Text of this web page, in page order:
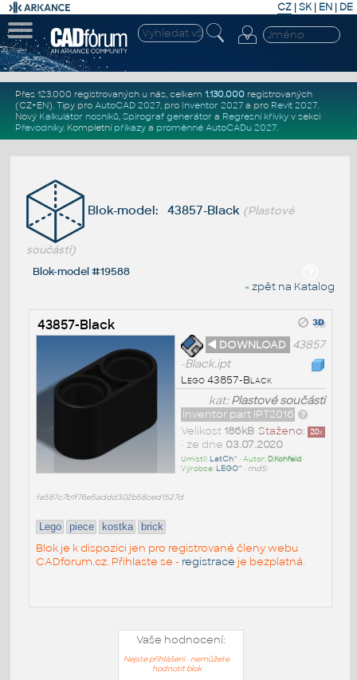
CZ | SK| EN | DE
Přes 123.000 registrovaných u nás, celkem 1.130.000registrovaných
(CZ+EN). Tipy pro AutoCAD 2027, pro Inventor 2027a pro Revit 2027.
Nový Kalkulátor nosníků, Spirograf generátor a Regresní křivkyv sekci
Převodníky. Kompletní příkazya proměnné AutoCADu 2027.
Blok-model: 43857-Black (Plastové
součásti)
Blok-model #19588
« zpět na Katalog
43857-Black
◄ DOWNLOAD 43857
-Black.ipt
Lego 43857-Black
kat:Plastové součásti
Inventor part IPT2016
Staženo: 20x
Velikost 186kB
• ze dne 03.07.2020
Umístil: LatCh^ • Autor: D.Kohfeld•
Výrobce: LEGO^ • md5:
fa587c7b1f76e5addd302b58ced1527d
Lego piece kostka brick
Blok je k dispozici jen pro registrované členy webu
CADforum.cz. Přihlaste se - registrace je bezplatná.
Vaše hodnocení:
Nejste přihlášeni - nemůžete
hodnotit blok